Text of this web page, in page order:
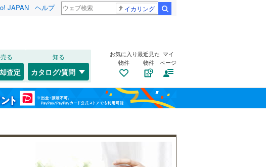
JAPAN ヘルプ イカリング
売る
査定
知る
カタログ/質問
お気に入り
物件
最近見た
物件
マイ
ページ
福島 郡山市(11)
須賀川市(0)
水郡線(10)
只見線(1)
山形新幹線(14)
(0) (0) (0) (1)
ます。